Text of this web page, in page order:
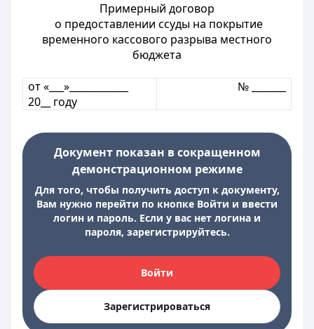
Примерный договор
о предоставлении ссуды на покрытие
временного кассового разрыва местного
бюджета
от «___»____________
20__ году
№ _______
Документ показан в сокращенном
демонстрационном режиме
Для того, чтобы получить доступ к документу,
Вам нужно перейти по кнопке Войти и ввести
логин и пароль. Если у вас нет логина и
пароля, зарегистрируйтесь.
Войти
Зарегистрироваться